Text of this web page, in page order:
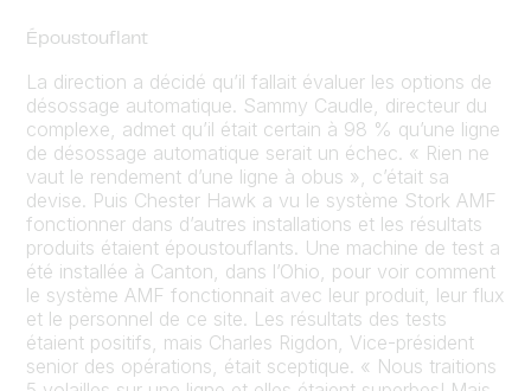
Époustouflant
La direction a décidé qu’il fallait évaluer les options de
désossage automatique. Sammy Caudle, directeur du
complexe, admet qu’il était certain à 98 % qu’une ligne
de désossage automatique serait un échec. « Rien ne
vaut le rendement d’une ligne à obus », c’était sa
devise. Puis Chester Hawk a vu le système Stork AMF
fonctionner dans d’autres installations et les résultats
produits étaient époustouflants. Une machine de test a
été installée à Canton, dans l’Ohio, pour voir comment
le système AMF fonctionnait avec leur produit, leur flux
et le personnel de ce site. Les résultats des tests
étaient positifs, mais Charles Rigdon, Vice-président
senior des opérations, était sceptique. « Nous traitions